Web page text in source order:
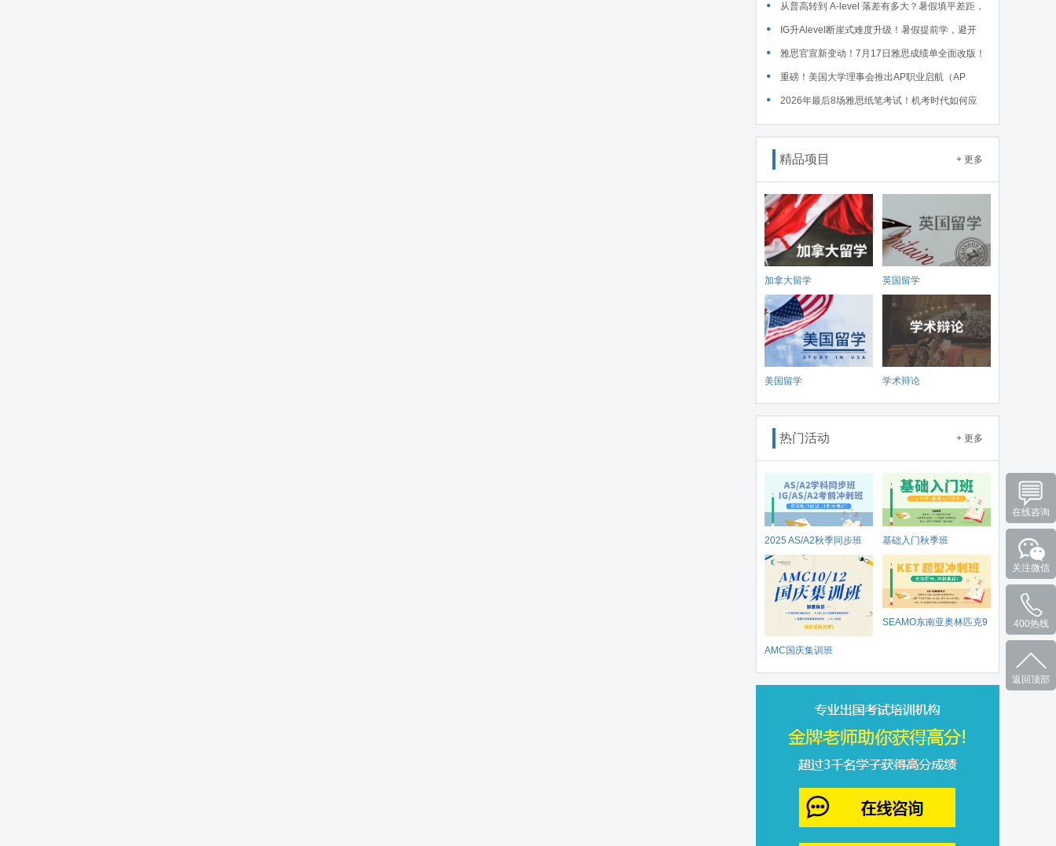
考试院校录取要求汇总！
从普高转到 A-level 落差有多大？暑假填平差距，
首考 A * 不是梦！
IG升Alevel断崖式难度升级！暑假提前学，避开
90%的升学大坑
雅思官宣新变动！7月17日雅思成绩单全面改版！
重磅！美国大学理事会推出AP职业启航（AP
Career Kickstart）新课程！
2026年最后8场雅思纸笔考试！机考时代如何应
对？
精品项目 + 更多
加拿大留学 英国留学
美国留学 学术辩论
热门活动 + 更多
2025 AS/A2秋季同步班 基础入门秋季班
AMC国庆集训班
SEAMO东南亚奥林匹克9
在线咨询
关注微信
400热线
返回顶部